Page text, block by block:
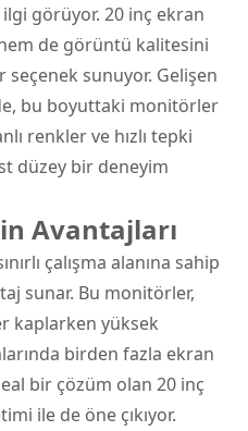
görüyor. 20 inç ekran
de görüntü kalitesini
sunuyor. Gelişen
bu boyuttaki monitörler
renkler ve hızlı tepki
düzey bir deneyim
Avantajları
çalışma alanına sahip
sunar. Bu monitörler,
kaplarken yüksek
birden fazla ekran
bir çözüm olan 20 inç
ile de öne çıkıyor.